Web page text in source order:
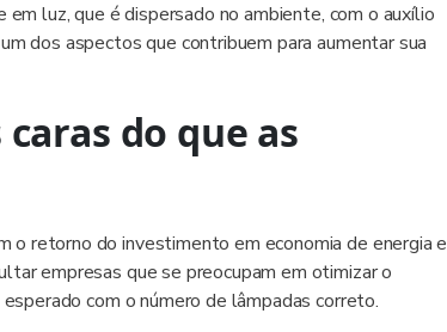
luz, que é dispersado no ambiente, com o auxílio
dos aspectos que contribuem para aumentar sua
do que as
o retorno do investimento em economia de energia e
empresas que se preocupam em otimizar o
com o número de lâmpadas correto.